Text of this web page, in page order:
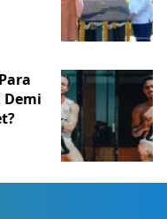
Demi